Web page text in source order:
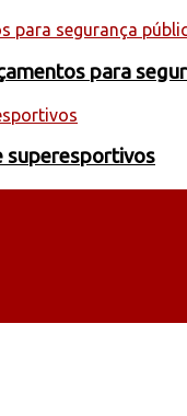
para
superesportivos